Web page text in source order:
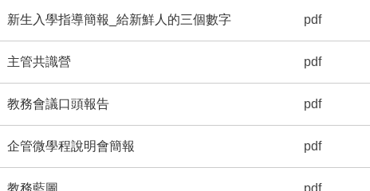
新生入學指導簡報_給新鮮人的三個數字 pdf
主管共識營 pdf
教務會議口頭報告 pdf
企管微學程說明會簡報 pdf
教務藍圖 pdf